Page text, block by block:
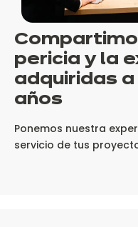
pericia y la
adquiridas
años
Ponemos nuestra
servicio de tus